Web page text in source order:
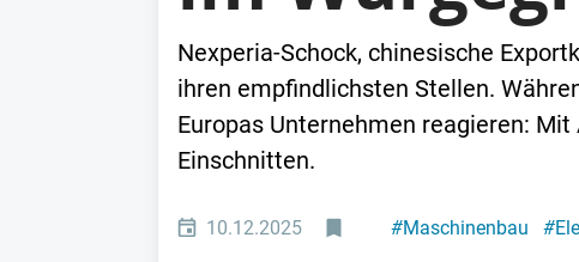
Nexperia-Schock, chinesische
ihren empfindlichsten Stellen.
Europas Unternehmen reagieren:
Einschnitten.
10.12.2025 #Maschinenbau #